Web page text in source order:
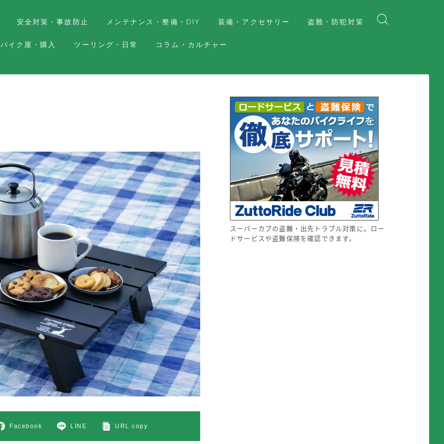
安全対策・事故防止 メンテナンス・整備・DIY 装備・アクセサリー 盗難・防犯対策
バイク屋・購入 ツーリング・日常 コラム・カルチャー
Facebook LINE URL copy
スーパーカブの盗難・出先トラブル対策に。ロー
ドサービスや盗難保険を確認できます。